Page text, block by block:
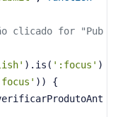
clicado for "Pub
).is( ':focus' )
)) {